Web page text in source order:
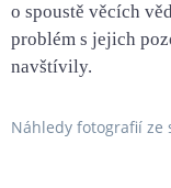
o spoustě věcích
problém s jejich
navštívily.
Náhledy fotografií ze